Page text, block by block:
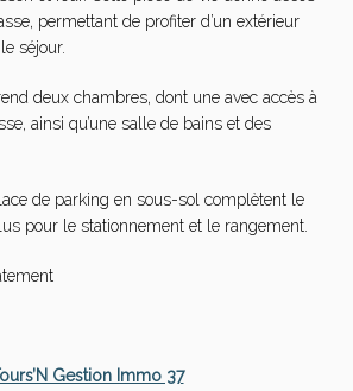
permettant de profiter d’un extérieur
séjour.
deux chambres, dont une avec accès à
ainsi qu’une salle de bains et des
de parking en sous-sol complètent le
pour le stationnement et le rangement.
Gestion Immo 37